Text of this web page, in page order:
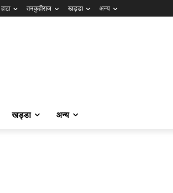
हाटा तमकुहीराज खड्डा अन्य
खड्डा अन्य